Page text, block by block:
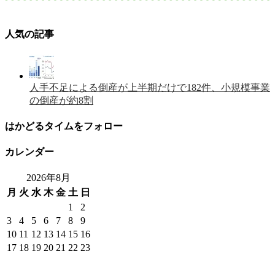
人気の記事
人手不足による倒産が上半期だけで182件、小規模事業
の倒産が約8割
はかどるタイムをフォロー
カレンダー
2026年8月
月 火 水 木 金 土 日
1
2
3
4 5 6 7 8
9
10 11 12 13 14 15 16
17 18 19 20 21 22 23